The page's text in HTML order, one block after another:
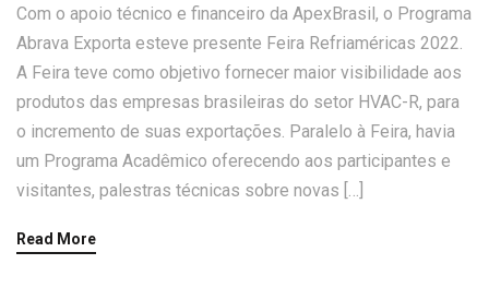
Com o apoio técnico e financeiro da ApexBrasil, o Programa
Abrava Exporta esteve presente Feira Refriaméricas 2022.
A Feira teve como objetivo fornecer maior visibilidade aos
produtos das empresas brasileiras do setor HVAC-R, para
o incremento de suas exportações. Paralelo à Feira, havia
um Programa Acadêmico oferecendo aos participantes e
visitantes, palestras técnicas sobre novas […]
Read More